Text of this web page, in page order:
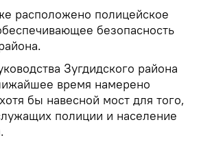
расположено полицейское
безопасность
Зугдидского района
время намерено
бы навесной мост для того,
полиции и население